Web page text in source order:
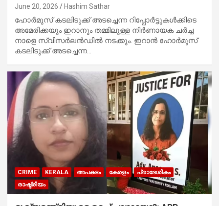
June 20, 2026 Hashim Sathar
ഹോർമുസ് കടലിടുക്ക് അടച്ചെന്ന റിപ്പോർട്ടുകൾക്കിടെ
അമേരിക്കയും ഇറാനും തമ്മിലുള്ള നിർണായക ചർച്ച
നാളെ സ്വിസർലൻഡിൽ നടക്കും. ഇറാൻ ഹോർമുസ്
കടലിടുക്ക് അടച്ചെന്ന…
CRIME KERALA അപകടം കേരളം
പ്രാദേശികം
രാഷ്ട്രീയം